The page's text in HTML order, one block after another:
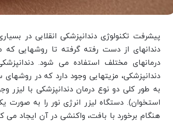
پیشرفت تکنولوژی دندانپزشکی انقلابی در
دندانهای از دست رفته گرفته تا روشهایی
دندانپزشکی، مزیتهایی وجود دارد که در
به طور کلی دو نوع درمان دندانپزشکی با لیزر
استخوان). دستگاه لیزر انرژی نور را به صورت
هنگام برخورد با بافت، واکنشی در آن ایجاد